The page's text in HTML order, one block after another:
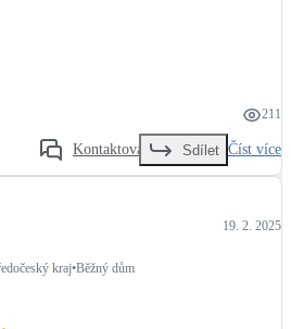
211
Kontaktovat Sdílet Číst více
19. 2. 2025
kraj•Běžný dům